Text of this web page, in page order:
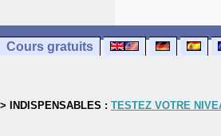
Cours gratuits
> INDISPENSABLES : TESTEZ VOTRE